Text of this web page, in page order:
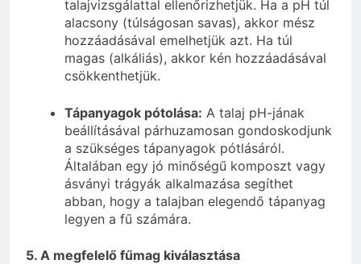
talajvizsgálattal ellenőrizhetjük. Ha a pH túl
alacsony (túlságosan savas), akkor mész
hozzáadásával emelhetjük azt. Ha túl
magas (alkáliás), akkor kén hozzáadásával
csökkenthetjük.
Tápanyagok pótolása: A talaj pH-jának
beállításával párhuzamosan gondoskodjunk
a szükséges tápanyagok pótlásáról.
Általában egy jó minőségű komposzt vagy
ásványi trágyák alkalmazása segíthet
abban, hogy a talajban elegendő tápanyag
legyen a fű számára.
5. A megfelelő fűmag kiválasztása